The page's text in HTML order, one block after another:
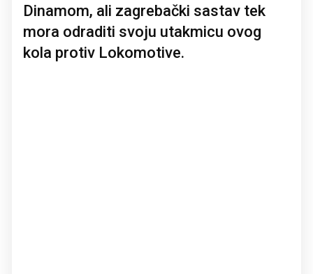
Dinamom, ali zagrebački sastav tek
mora odraditi svoju utakmicu ovog
kola protiv Lokomotive.